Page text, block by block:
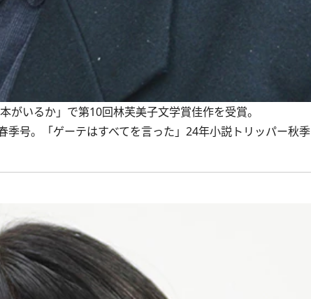
いるか」で第10回林芙美子文学賞佳作を受賞。
季号。「ゲーテはすべてを言った」24年小説トリッパー秋季